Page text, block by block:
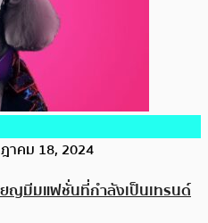
าคม 18, 2024
ยญมีมแฟชั่นที่กำลังเป็นเทรนด์